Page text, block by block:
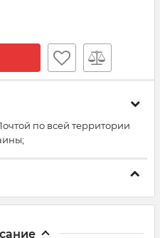
по всей территории